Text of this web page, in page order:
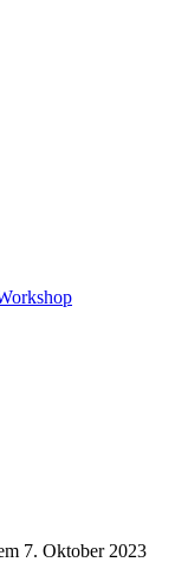
7. Oktober 2023